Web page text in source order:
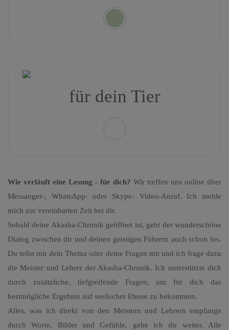
für dein Tier
Wie verläuft eine Lesung - für dich? Wir treffen uns online über
Messanger-, WhatsApp- oder Skype- Video-Anruf. Ich melde
mich zur vereinbarten Zeit bei dir.
Sobald deine Akasha-Chronik geöffnet ist, geht der wunderschöne
Dialog zwischen dir und deinen geistigen Führern auch schon los.
Du teilst mir dein Thema oder deine Fragen mit und ich frage dazu
die Meister und Lehrer der Akasha-Chronik. Ich unterstützte dich
durch zusätzliche, tiefgreifende Fragen, um für dich das
bestmögliche Ergebnis auf seelischer Ebene zu bekommen.
Alles, was ich direkt von den Meistern und Lehrern empfange
durch Worte, Bilder und Gefühle, gebe ich dir weiter. Alle